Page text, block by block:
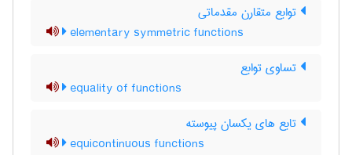
توابع متقارن مقدماتی
elementary symmetric functions
تساوی توابع
equality of functions
تابع های یکسان پیوسته
equicontinuous functions